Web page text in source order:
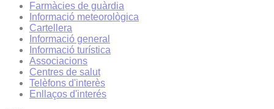
Farmàcies de guàrdia
Informació meteorològica
Cartellera
Informació general
Informació turística
Associacions
Centres de salut
Telèfons d'interès
Enllaços d'interés